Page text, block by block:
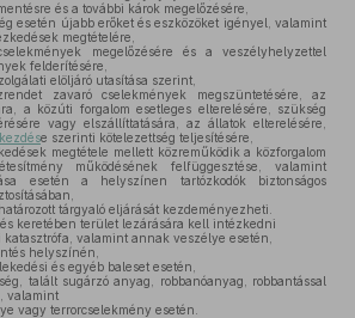
és a további károk megelőzésére,
esetén újabb erőket és eszközöket igényel, valamint
megtételére,
megelőzésére és a veszélyhelyzettel
felderítésére,
elöljáró utasítása szerint,
zavaró cselekmények megszüntetésére, az
a közúti forgalom esetleges elterelésére, szükség
vagy elszállíttatására, az állatok elterelésére,
e szerinti kötelezettség teljesítésére,
megtétele mellett közreműködik a közforgalom
működésének felfüggesztése, valamint
esetén a helyszínen tartózkodók biztonságos
tárgyaló eljárását kezdeményezheti.
keretében terület lezárására kell intézkedni
valamint annak veszélye esetén,
helyszínén,
és egyéb baleset esetén,
talált sugárzó anyag, robbanóanyag, robbantással
valamint
vagy terrorcselekmény esetén.